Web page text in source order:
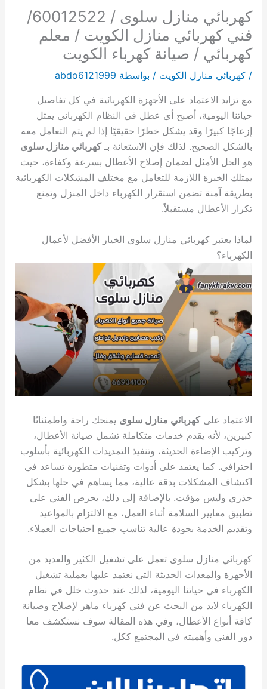
كهربائي منازل سلوى / 60012522/
فني كهربائي منازل الكويت / معلم
كهربائي / صيانة كهرباء الكويت
/ كهربائي منازل الكويت / بواسطة abdo6121999
مع تزايد الاعتماد على الأجهزة الكهربائية في كل تفاصيل
حياتنا اليومية، أصبح أي عطل في النظام الكهربائي يمثل
إزعاجًا كبيرًا وقد يشكل خطرًا حقيقيًا إذا لم يتم التعامل معه
بالشكل الصحيح. لذلك فإن الاستعانة بـكهربائي منازل سلوى
هو الحل الأمثل لضمان إصلاح الأعطال بسرعة وكفاءة، حيث
يمتلك الخبرة اللازمة للتعامل مع مختلف المشكلات الكهربائية
بطريقة آمنة تضمن استقرار الكهرباء داخل المنزل وتمنع
تكرار الأعطال مستقبلاً.
لماذا يعتبر كهربائي منازل سلوى الخيار الأفضل لأعمال
الكهرباء؟
الاعتماد علىكهربائي منازل سلوى يمنحك راحة واطمئنانًا
كبيرين، لأنه يقدم خدمات متكاملة تشمل صيانة الأعطال،
وتركيب الإضاءة الحديثة، وتنفيذ التمديدات الكهربائية بأسلوب
احترافي. كما يعتمد على أدوات وتقنيات متطورة تساعد في
اكتشاف المشكلات بدقة عالية، مما يساهم في حلها بشكل
جذري وليس مؤقت. بالإضافة إلى ذلك، يحرص الفني على
تطبيق معايير السلامة أثناء العمل، مع الالتزام بالمواعيد
وتقديم الخدمة بجودة عالية تناسب جميع احتياجات العملاء.
كهربائي منازل سلوى تعمل على تشغيل الكثير والعديد من
الأجهزة والمعدات الحديثة التي نعتمد عليها بعملية تشغيل
الكهرباء في حياتنا اليومية، لذلك عند حدوث خلل في نظام
الكهرباء لابد من البحث عن فني كهرباء ماهر لإصلاح وصيانة
كافة أنواع الأعطال، وفي هذه المقالة سوف نستكشف معا
دور الفني وأهميته في المجتمع ككل.